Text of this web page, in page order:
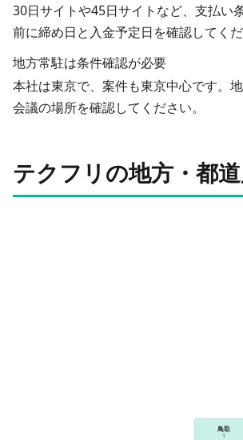
30日サイトや45日サイトなど、支払い
前に締め日と入金予定日を確認してくだ
地方常駐は条件確認が必要
本社は東京で、案件も東京中心です。
会議の場所を確認してください。
テクフリの地方・都
鳥取
1